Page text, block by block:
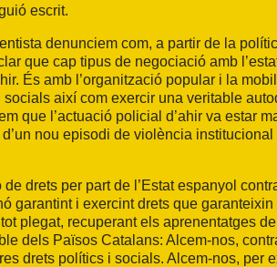
escrit.
denunciem com, a partir de la
que cap tipus de negociació amb
És amb l’organització popular i la
així com exercir una veritable
que l’actuació policial d’ahir va estar
nou episodi de violència
drets per part de l’Estat espanyol
garantint i exercint drets que
plegat, recuperant els aprenentatges de
dels Països Catalans: Alcem-nos,
drets polítics i socials. Alcem-nos, per